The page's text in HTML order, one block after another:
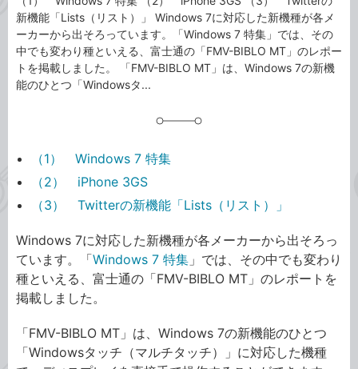
新機能「Lists（リスト）」 Windows 7に対応した新機種が各メ
ーカーから出そろっています。「Windows 7 特集」では、その
中でも変わり種といえる、富士通の「FMV-BIBLO MT」のレポー
トを掲載しました。 「FMV-BIBLO MT」は、Windows 7の新機
能のひとつ「Windowsタ...
（1） Windows 7 特集
（2） iPhone 3GS
（3） Twitterの新機能「Lists（リスト）」
Windows 7に対応した新機種が各メーカーから出そろっ
ています。「Windows 7 特集 」では、その中でも変わり
種といえる、富士通の「FMV-BIBLO MT」のレポートを
掲載しました。
「FMV-BIBLO MT」は、Windows 7の新機能のひとつ
「Windowsタッチ（マルチタッチ）」に対応した機種